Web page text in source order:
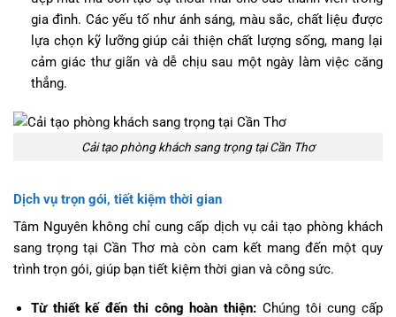
gia đình. Các yếu tố như ánh sáng, màu sắc, chất liệu được
lựa chọn kỹ lưỡng giúp cải thiện chất lượng sống, mang lại
cảm giác thư giãn và dễ chịu sau một ngày làm việc căng
thẳng.
Cải tạo phòng khách sang trọng tại Cần Thơ
Dịch vụ trọn gói, tiết kiệm thời gian
Tâm Nguyên không chỉ cung cấp dịch vụ cải tạo phòng khách
sang trọng tại Cần Thơ mà còn cam kết mang đến một quy
trình trọn gói, giúp bạn tiết kiệm thời gian và công sức.
Từ thiết kế đến thi công hoàn thiện: Chúng tôi cung cấp